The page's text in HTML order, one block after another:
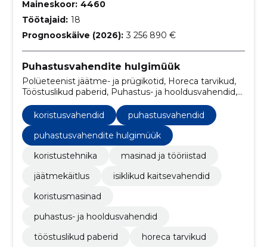
Maineskoor: 4460
Töötajaid: 18
Prognooskäive (2026): 3 256 890 €
Puhastusvahendite hulgimüük
Polüeteenist jäätme- ja prügikotid, Horeca tarvikud,
Tööstuslikud paberid, Puhastus- ja hooldusvahendid,
Koristusmasinad, puhastusvahendid, isiklikud
kaitsevahendid, jäätmekäitlus, Puhastus- ja
poleerimisvahendid, Köögitarbed, majapidamis- ja
kodukaubad ning toitlustustarbed
koristusvahendid
puhastusvahendid
puhastusvahendite hulgimüük
koristustehnika
masinad ja tööriistad
jäätmekäitlus
isiklikud kaitsevahendid
koristusmasinad
puhastus- ja hooldusvahendid
tööstuslikud paberid
horeca tarvikud